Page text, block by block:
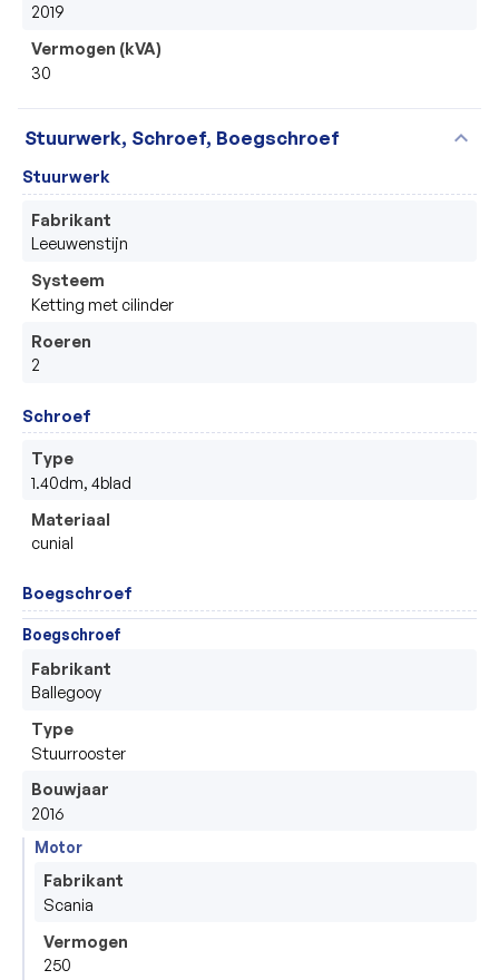
2019
Vermogen (kVA)
30
Stuurwerk, Schroef, Boegschroef expand_more
Stuurwerk
Fabrikant
Leeuwenstijn
Systeem
Ketting met cilinder
Roeren
2
Schroef
Type
1.40dm, 4blad
Materiaal
cunial
Boegschroef
Boegschroef
Fabrikant
Ballegooy
Type
Stuurrooster
Bouwjaar
2016
Motor
Fabrikant
Scania
Vermogen
250